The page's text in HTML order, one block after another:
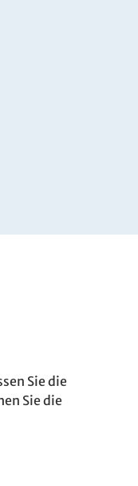
Sie die
Sie die